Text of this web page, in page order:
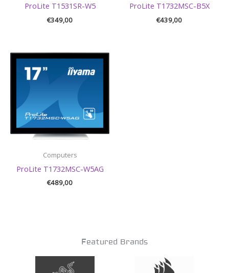
ProLite T1531SR-W5
€349,00
ProLite T1732MSC-B5X
€439,00
Computers
ProLite T1732MSC-W5AG
€489,00
Featured Brands